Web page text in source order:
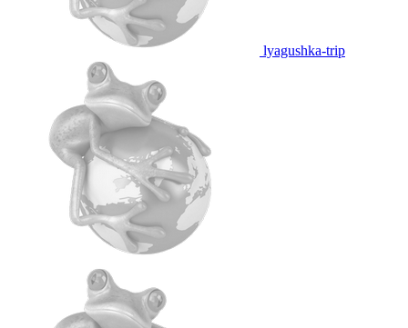
lyagushka-trip